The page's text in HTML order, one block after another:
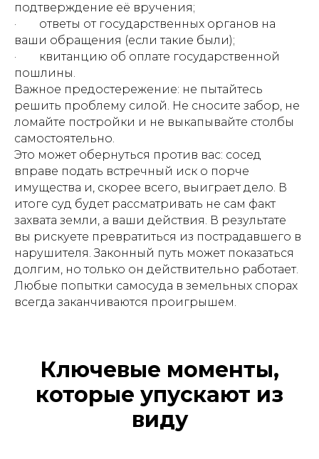
подтверждение её вручения;
· ответы от государственных органов на
ваши обращения (если такие были);
· квитанцию об оплате государственной
пошлины.
Важное предостережение: не пытайтесь
решить проблему силой. Не сносите забор, не
ломайте постройки и не выкапывайте столбы
самостоятельно.
Это может обернуться против вас: сосед
вправе подать встречный иск о порче
имущества и, скорее всего, выиграет дело. В
итоге суд будет рассматривать не сам факт
захвата земли, а ваши действия. В результате
вы рискуете превратиться из пострадавшего в
нарушителя. Законный путь может показаться
долгим, но только он действительно работает.
Любые попытки самосуда в земельных спорах
всегда заканчиваются проигрышем.
Ключевые моменты,
которые упускают из
виду